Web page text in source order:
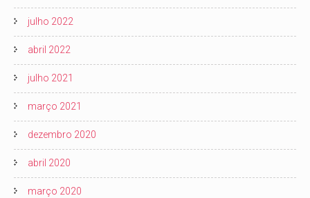
julho 2022
abril 2022
julho 2021
março 2021
dezembro 2020
abril 2020
março 2020